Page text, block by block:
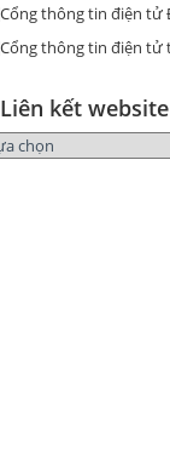
Liên kết website